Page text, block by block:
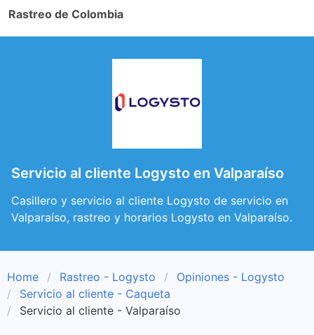
Rastreo de Colombia
Servicio al cliente Logysto en Valparaíso
Casillero y servicio al cliente Logysto de servicio en
Valparaíso, rastreo y horarios Logysto en Valparaíso.
Home Rastreo - Logysto
Opiniones - Logysto
Servicio al cliente - Caqueta
Servicio al cliente - Valparaíso